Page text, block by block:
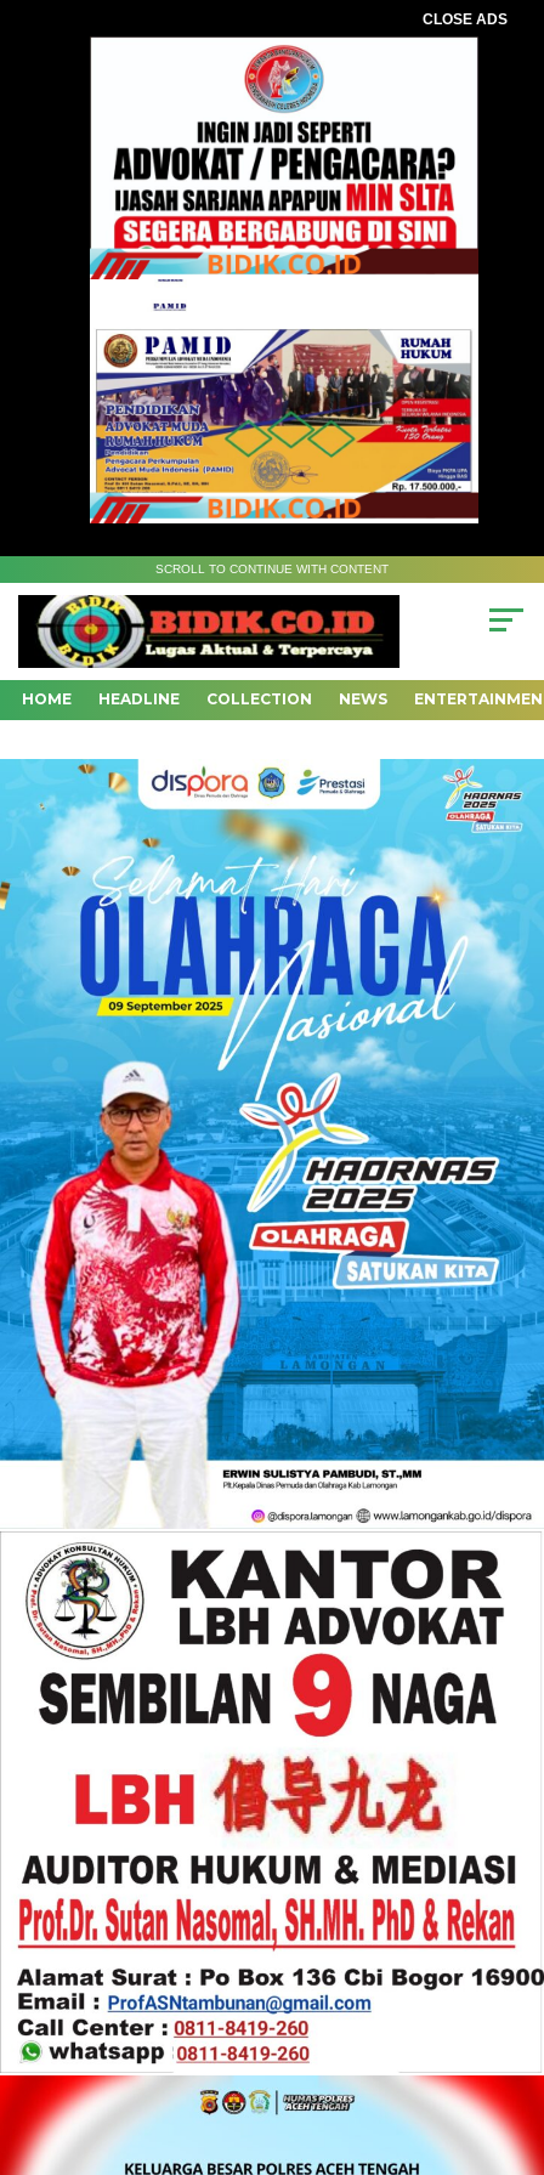
CLOSE ADS
SCROLL TO CONTINUE WITH CONTENT
HOME HEADLINE COLLECTION NEWS